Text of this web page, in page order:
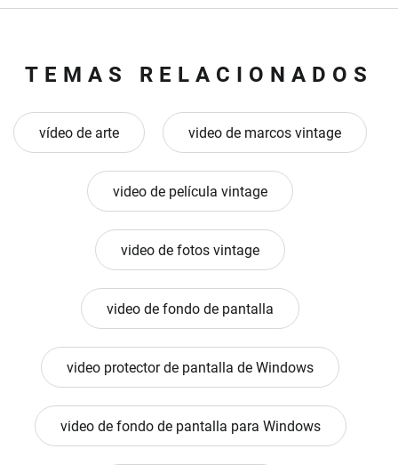
TEMAS RELACIONADOS
vídeo de arte video de marcos vintage
video de película vintage
video de fotos vintage
video de fondo de pantalla
video protector de pantalla de Windows
video de fondo de pantalla para Windows